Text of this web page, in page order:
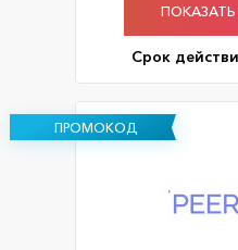
Срок
ПРОМОКОД